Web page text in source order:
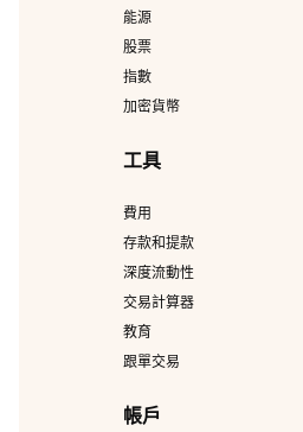
能源
股票
指數
加密貨幣
工具
費用
存款和提款
深度流動性
交易計算器
教育
跟單交易
帳戶